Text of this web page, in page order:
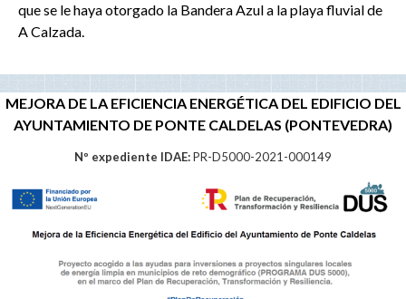
que se le haya otorgado la Bandera Azul a la playa fluvial de
A Calzada.
MEJORA DE LA EFICIENCIA ENERGÉTICA DEL EDIFICIO DEL
AYUNTAMIENTO DE PONTE CALDELAS (PONTEVEDRA)
Nº expediente IDAE:PR-D5000-2021-000149